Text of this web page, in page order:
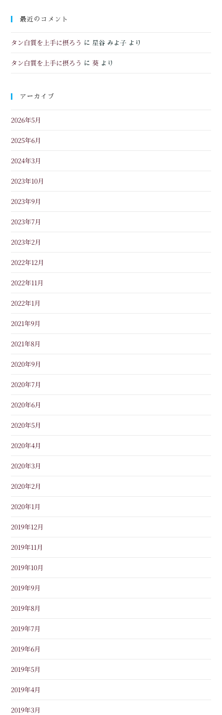
最近のコメント
タン白質を上手に摂ろう に 星谷 みよ子 より
タン白質を上手に摂ろう に葵 より
アーカイブ
2026年5月
2025年6月
2024年3月
2023年10月
2023年9月
2023年7月
2023年2月
2022年12月
2022年11月
2022年1月
2021年9月
2021年8月
2020年9月
2020年7月
2020年6月
2020年5月
2020年4月
2020年3月
2020年2月
2020年1月
2019年12月
2019年11月
2019年10月
2019年9月
2019年8月
2019年7月
2019年6月
2019年5月
2019年4月
2019年3月